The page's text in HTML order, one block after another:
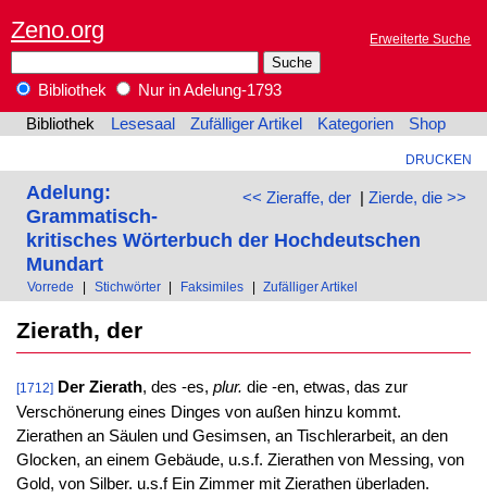
Zeno.org Erweiterte Suche
Bibliothek
Nur in Adelung-1793
Bibliothek
Lesesaal Zufälliger Artikel Kategorien Shop
DRUCKEN
<< Zieraffe, der| Zierde, die >>
Adelung:
Grammatisch-
kritisches Wörterbuch der Hochdeutschen
Mundart
Vorrede Stichwörter Faksimiles Zufälliger Artikel
Zierath, der
[1712] Der Zierath, des -es, plur. die -en, etwas, das zur
Verschönerung eines Dinges von außen hinzu kommt.
Zierathen an Säulen und Gesimsen, an Tischlerarbeit, an den
Glocken, an einem Gebäude, u.s.f. Zierathen von Messing, von
Gold, von Silber. u.s.f Ein Zimmer mit Zierathen überladen.